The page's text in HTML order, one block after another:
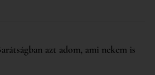
azt adom, ami nekem is